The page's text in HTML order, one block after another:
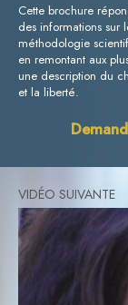
Cette brochure
des informations sur
méthodologie
en remontant aux
une description du
et la liberté.